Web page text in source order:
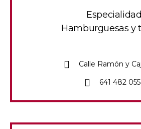
Hamburguesas y
Calle Ramón y
641 482 055